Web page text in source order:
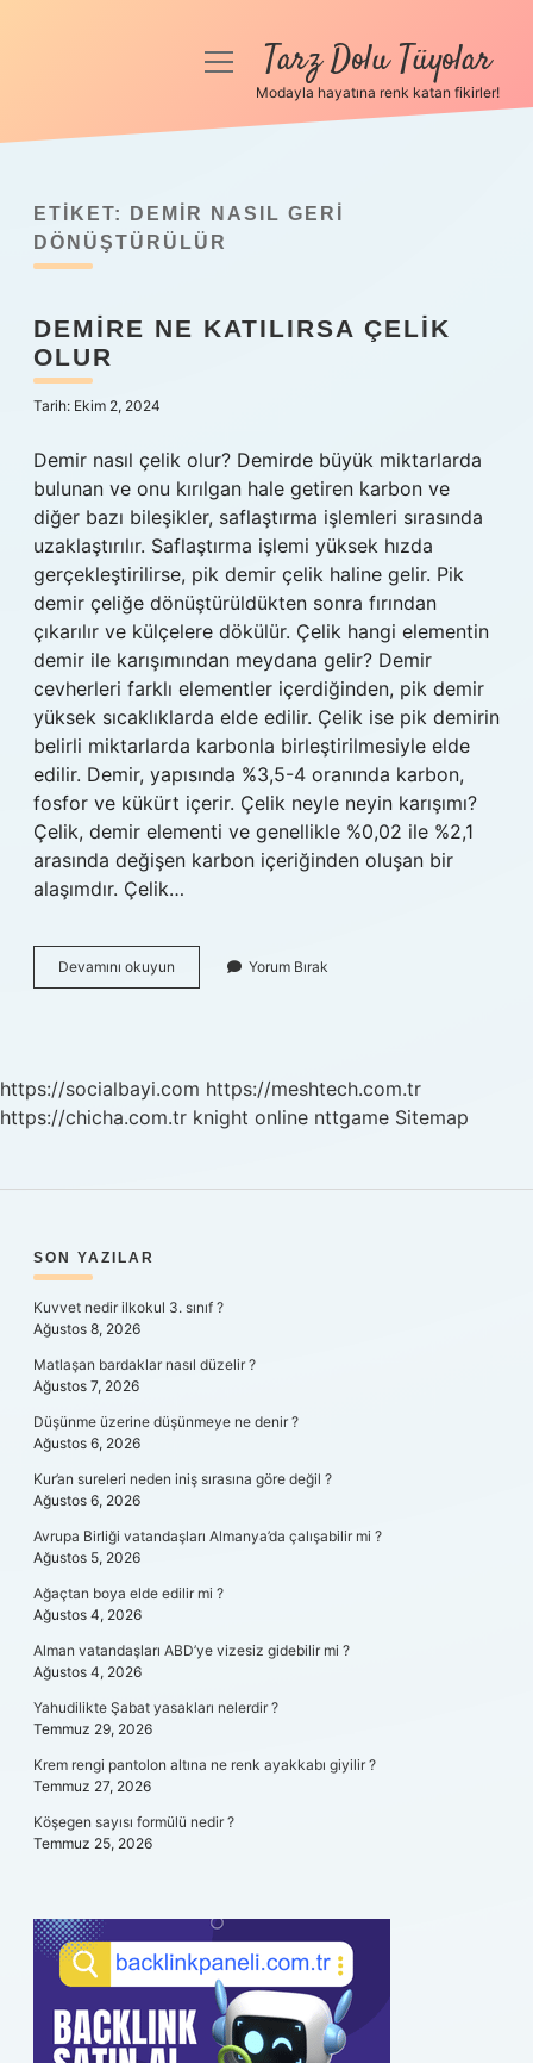
Anasayfa
Yasal Uyarı
menüyüTarz Dolu Tüyolar
Modayla hayatına renk katan fikirler!
ETIKET:
DEMIR NASIL GERI
DÖNÜŞTÜRÜLÜR
DEMIRE NE KATILIRSA ÇELIK
OLUR
Tarih: Ekim 2, 2024
Demir nasıl çelik olur? Demirde büyük miktarlarda
bulunan ve onu kırılgan hale getiren karbon ve
diğer bazı bileşikler, saflaştırma işlemleri sırasında
uzaklaştırılır. Saflaştırma işlemi yüksek hızda
gerçekleştirilirse, pik demir çelik haline gelir. Pik
demir çeliğe dönüştürüldükten sonra fırından
çıkarılır ve külçelere dökülür. Çelik hangi elementin
demir ile karışımından meydana gelir? Demir
cevherleri farklı elementler içerdiğinden, pik demir
yüksek sıcaklıklarda elde edilir. Çelik ise pik demirin
belirli miktarlarda karbonla birleştirilmesiyle elde
edilir. Demir, yapısında %3,5-4 oranında karbon,
fosfor ve kükürt içerir. Çelik neyle neyin karışımı?
Çelik, demir elementi ve genellikle %0,02 ile %2,1
arasında değişen karbon içeriğinden oluşan bir
alaşımdır. Çelik…
Devamını okuyun
Ne
Yorum Bırak
https://socialbayi.com https://meshtech.com.tr
https://chicha.com.tr knight online nttgame Sitemap
SIDEBAR
SON YAZILAR
Kuvvet nedir ilkokul 3. sınıf ?
Ağustos 8, 2026
Matlaşan bardaklar nasıl düzelir ?
Ağustos 7, 2026
Düşünme üzerine düşünmeye ne denir ?
Ağustos 6, 2026
Kur’an sureleri neden iniş sırasına göre değil ?
Ağustos 6, 2026
Avrupa Birliği vatandaşları Almanya’da çalışabilir mi ?
Ağustos 5, 2026
Ağaçtan boya elde edilir mi ?
Ağustos 4, 2026
Alman vatandaşları ABD’ye vizesiz gidebilir mi ?
Ağustos 4, 2026
Yahudilikte Şabat yasakları nelerdir ?
Temmuz 29, 2026
Krem rengi pantolon altına ne renk ayakkabı giyilir ?
Temmuz 27, 2026
Köşegen sayısı formülü nedir ?
Temmuz 25, 2026